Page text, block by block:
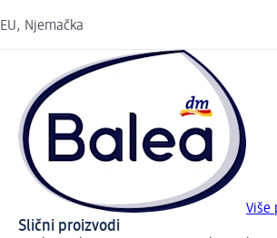
EU, Njemačka
Više
Slični proizvodi